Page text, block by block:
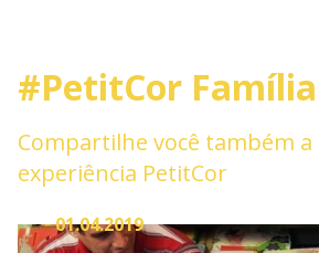
#PetitCor Família
Compartilhe você também a
experiência PetitCor
01.04.2019